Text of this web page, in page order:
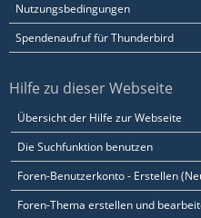
Nutzungsbedingungen
Spendenaufruf für Thunderbird
Hilfe zu dieser Webseite
Übersicht der Hilfe zur Webseite
Die Suchfunktion benutzen
Foren-Benutzerkonto - Erstellen
Foren-Thema erstellen und